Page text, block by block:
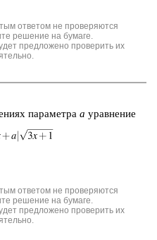
ответом не проверяются
решение на бумаге.
предложено проверить их
па­ра­мет­ра a урав­не­ние
ответом не проверяются
решение на бумаге.
предложено проверить их